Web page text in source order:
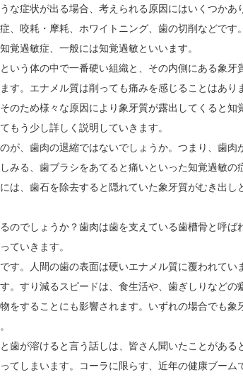
な症状が出る場合、考えられる原因にはいくつか
、咬耗・摩耗、ホワイトニング、歯の切削などで
覚過敏症、一般には知覚過敏といいます。
いう体の中で一番硬い組織と、その内側にある象
す。エナメル質は削っても痛みを感じることはあ
のため様々な原因により象牙質が露出してくると知
もう少し詳しく説明していきます。
が、歯肉の退縮ではないでしょうか。つまり、歯
みる、歯ブラシをあてると痛いといった知覚過敏
は、歯石を除去すると隠れていた象牙質がむき出
のでしょうか？歯肉は歯を支えている歯槽骨と呼
ていきます。
す。人間の歯の表面は硬いエナメル質に覆われて
。すり減るスピードは、食生活や、歯ぎしりなど
をすることにも影響されます。いずれの場合でも
歯が溶けると言う話しは、皆さん聞いたことがあ
てしまいます。コーラに限らす、近年の健康ブー